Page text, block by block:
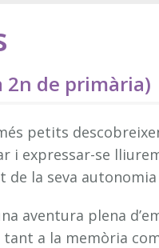
2n de primària)
petits
i expressar-se
de la seva
aventura plena
tant a la memòria